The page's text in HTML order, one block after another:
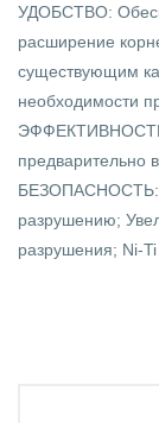
УДОБСТВО:
расширение
существующим
необходимости
ЭФФЕКТИВНОСТЬ:
предварительно
БЕЗОПАСНОСТЬ:
разрушению;
разрушения; Ni-Ti